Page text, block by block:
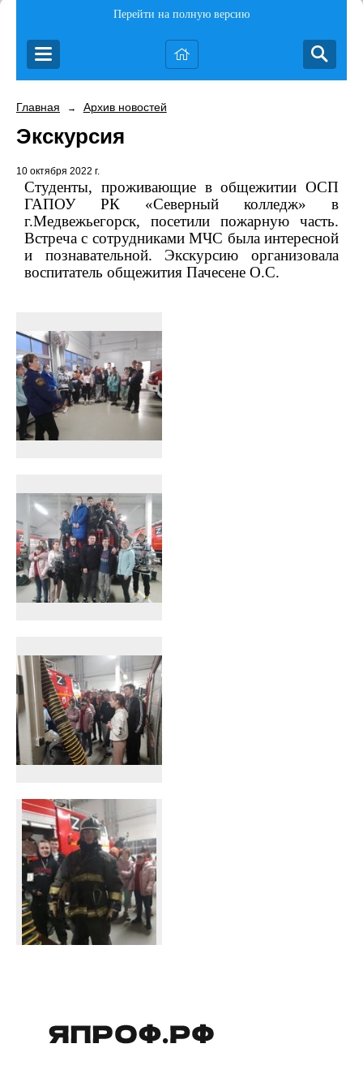
Перейти на полную версию
Главная → Архив новостей
Экскурсия
10 октября 2022 г.
Студенты, проживающие в общежитии ОСП
ГАПОУ РК «Северный колледж» в
г.Медвежьегорск, посетили пожарную часть.
Встреча с сотрудниками МЧС была интересной
и познавательной. Экскурсию организовала
воспитатель общежития Пачесене О.С.